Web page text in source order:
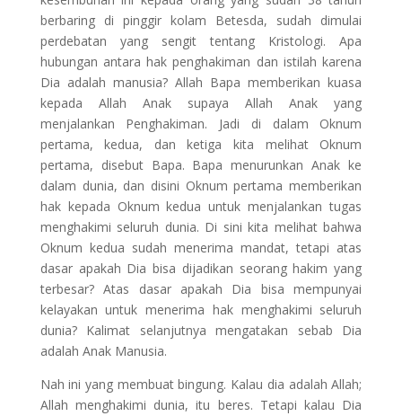
berbaring di pinggir kolam Betesda, sudah dimulai
perdebatan yang sengit tentang Kristologi. Apa
hubungan antara hak penghakiman dan istilah karena
Dia adalah manusia? Allah Bapa memberikan kuasa
kepada Allah Anak supaya Allah Anak yang
menjalankan Penghakiman. Jadi di dalam Oknum
pertama, kedua, dan ketiga kita melihat Oknum
pertama, disebut Bapa. Bapa menurunkan Anak ke
dalam dunia, dan disini Oknum pertama memberikan
hak kepada Oknum kedua untuk menjalankan tugas
menghakimi seluruh dunia. Di sini kita melihat bahwa
Oknum kedua sudah menerima mandat, tetapi atas
dasar apakah Dia bisa dijadikan seorang hakim yang
terbesar? Atas dasar apakah Dia bisa mempunyai
kelayakan untuk menerima hak menghakimi seluruh
dunia? Kalimat selanjutnya mengatakan sebab Dia
adalah Anak Manusia.
Nah ini yang membuat bingung. Kalau dia adalah Allah;
Allah menghakimi dunia, itu beres. Tetapi kalau Dia